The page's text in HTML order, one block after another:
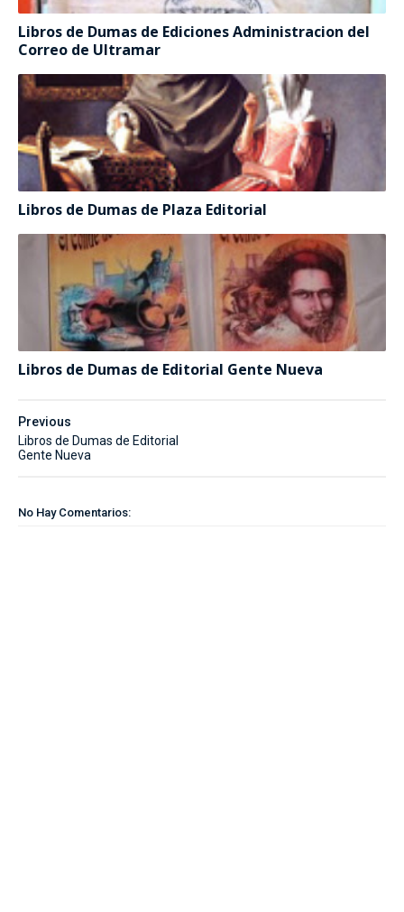
Libros de Dumas de Ediciones Administracion del
Correo de Ultramar
Libros de Dumas de Plaza Editorial
Libros de Dumas de Editorial Gente Nueva
Previous
Libros de Dumas de Editorial
Gente Nueva
No Hay Comentarios: